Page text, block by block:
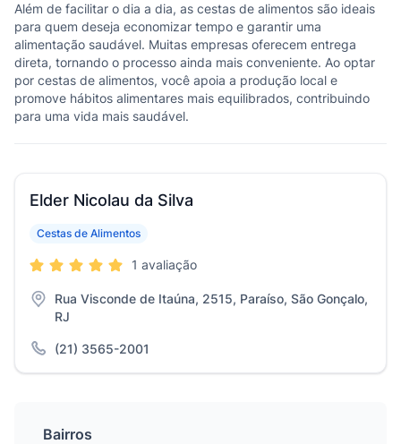
Além de facilitar o dia a dia, as cestas de alimentos são ideais
para quem deseja economizar tempo e garantir uma
alimentação saudável. Muitas empresas oferecem entrega
direta, tornando o processo ainda mais conveniente. Ao optar
por cestas de alimentos, você apoia a produção local e
promove hábitos alimentares mais equilibrados, contribuindo
para uma vida mais saudável.
Elder Nicolau da Silva
Cestas de Alimentos
1 avaliação
Rua Visconde de Itaúna, 2515, Paraíso, São Gonçalo,
RJ
(21) 3565-2001
Bairros